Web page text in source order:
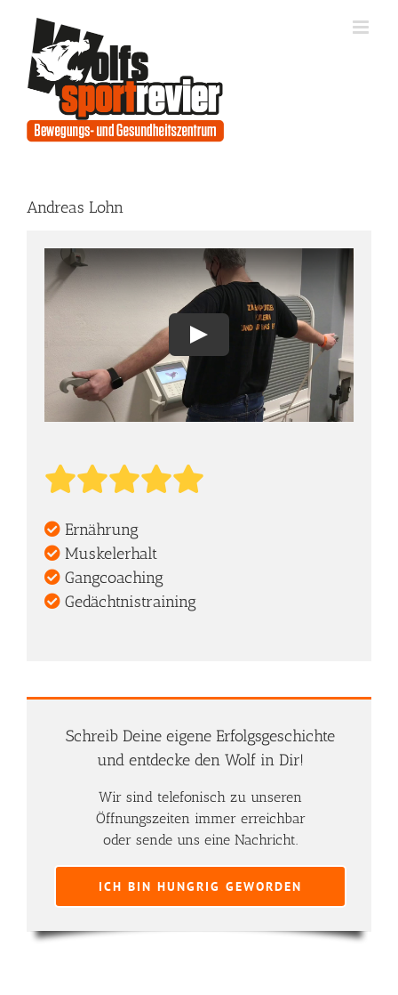
springen
Andreas Lohn
Ernährung
Muskelerhalt
Gangcoaching
Gedächtnistraining
Schreib Deine eigene Erfolgsgeschichte
und entdecke den Wolf in Dir!
Wir sind telefonisch zu unseren
Öffnungszeiten immer erreichbar
oder sende uns eine Nachricht.
ICH BIN HUNGRIG GEWORDEN